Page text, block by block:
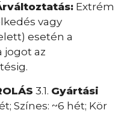
Extrém
vagy
esetén a
jogot az
3.1. Gyártási
Színes: ~6 hét; Kör